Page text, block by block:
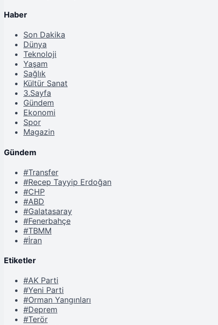
Haber
Son Dakika
Dünya
Teknoloji
Yaşam
Sağlık
Kültür Sanat
3.Sayfa
Gündem
Ekonomi
Spor
Magazin
Gündem
#Transfer
#Recep Tayyip Erdoğan
#CHP
#ABD
#Galatasaray
#Fenerbahçe
#TBMM
#İran
Etiketler
#AK Parti
#Yeni Parti
#Orman Yangınları
#Deprem
#Terör